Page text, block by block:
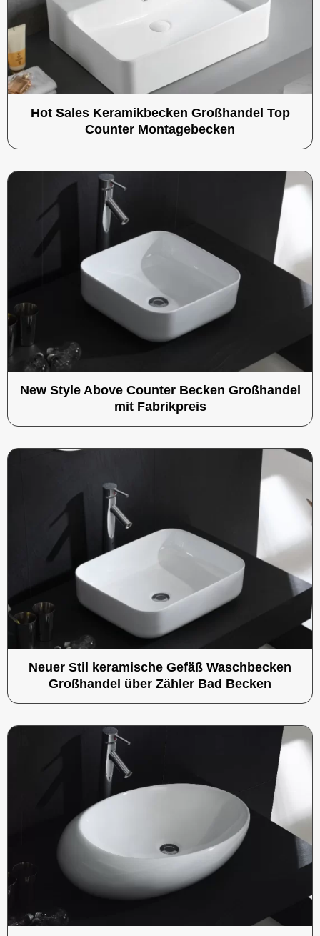
Hot Sales Keramikbecken Großhandel Top
Counter Montagebecken
New Style Above Counter Becken Großhandel
mit Fabrikpreis
Neuer Stil keramische Gefäß Waschbecken
Großhandel über Zähler Bad Becken